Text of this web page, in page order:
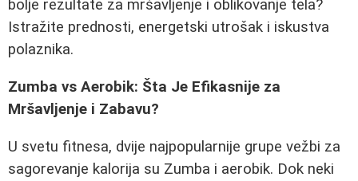
bolje rezultate za mršavljenje i oblikovanje tela?
Istražite prednosti, energetski utrošak i iskustva
polaznika.
Zumba vs Aerobik: Šta Je Efikasnije za
Mršavljenje i Zabavu?
U svetu fitnesa, dvije najpopularnije grupe vežbi za
sagorevanje kalorija su Zumba i aerobik. Dok neki